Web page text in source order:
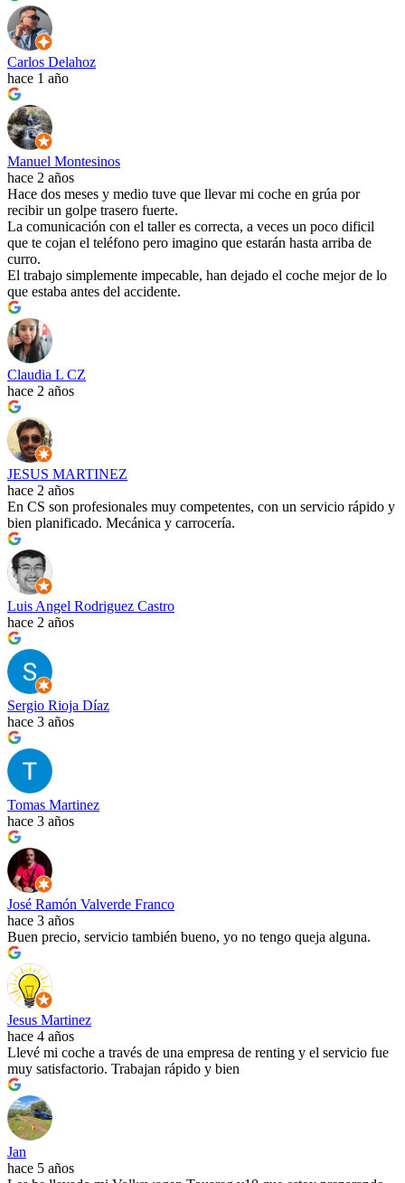
Carlos Delahoz
hace 1 año
Manuel Montesinos
hace 2 años
Hace dos meses y medio tuve que llevar mi coche en grúa por
recibir un golpe trasero fuerte.
La comunicación con el taller es correcta, a veces un poco dificil
que te cojan el teléfono pero imagino que estarán hasta arriba de
curro.
El trabajo simplemente impecable, han dejado el coche mejor de lo
que estaba antes del accidente.
Claudia L CZ
hace 2 años
JESUS MARTINEZ
hace 2 años
En CS son profesionales muy competentes, con un servicio rápido y
bien planificado. Mecánica y carrocería.
Luis Angel Rodriguez Castro
hace 2 años
Sergio Rioja Díaz
hace 3 años
Tomas Martinez
hace 3 años
José Ramón Valverde Franco
hace 3 años
Buen precio, servicio también bueno, yo no tengo queja alguna.
Jesus Martinez
hace 4 años
Llevé mi coche a través de una empresa de renting y el servicio fue
muy satisfactorio. Trabajan rápido y bien
Jan
hace 5 años